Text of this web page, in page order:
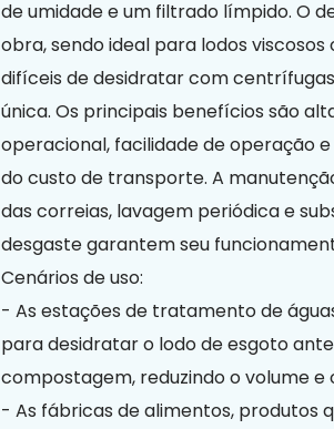
de umidade e um filtrado límpido. O
obra, sendo ideal para lodos
difíceis de desidratar com
única. Os principais benefícios são
operacional, facilidade de operação
do custo de transporte. A
das correias, lavagem periódica e
desgaste garantem seu
Cenários de uso:
- As estações de tratamento de
para desidratar o lodo de esgoto
compostagem, reduzindo o volume e
- As fábricas de alimentos, produtos